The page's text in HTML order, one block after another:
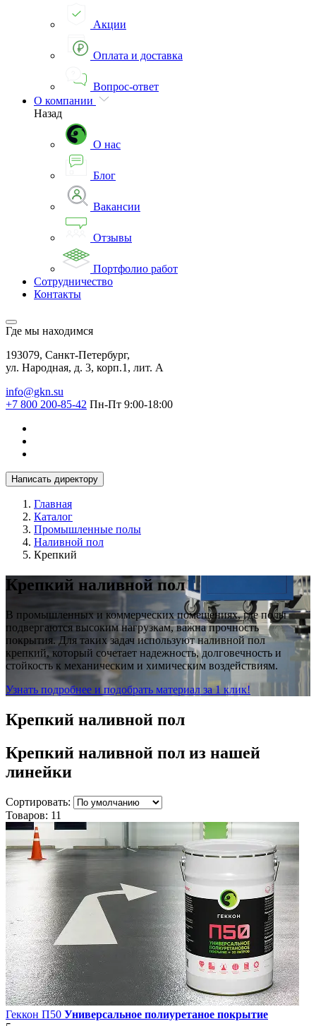
Акции
Оплата и доставка
Вопрос-ответ
О компании
Назад
О нас
Блог
Вакансии
Отзывы
Портфолио работ
Сотрудничество
Контакты
Где мы находимся
193079, Санкт-Петербург,
ул. Народная, д. 3, корп.1, лит. А
info@gkn.su
+7 800 200-85-42 Пн-Пт 9:00-18:00
Написать директору
Главная
Каталог
Промышленные полы
Наливной пол
Крепкий
Крепкий наливной пол
В промышленных и коммерческих помещениях, где полы
подвергаются высоким нагрузкам, важна прочность
покрытия. Для таких задач используют наливной пол
крепкий, который сочетает надежность, долговечность и
стойкость к механическим и химическим воздействиям.
Узнать подробнее и подобрать материал за 1 клик!
Крепкий наливной пол
Крепкий наливной пол из нашей
линейки
Сортировать:
Товаров: 11
Геккон П50 Универсальное полиуретаное покрытие